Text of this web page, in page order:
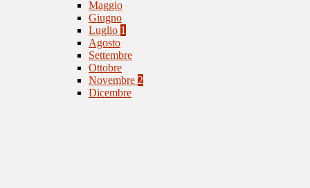
Maggio
Giugno
Luglio 1
Agosto
Settembre
Ottobre
Novembre 2
Dicembre